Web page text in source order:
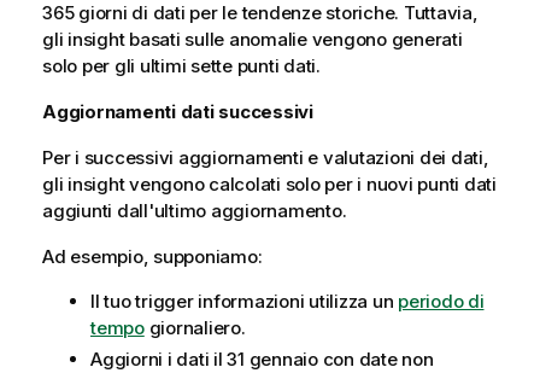
365 giorni di dati per le tendenze storiche. Tuttavia,
gli insight basati sulle anomalie vengono generati
solo per gli ultimi sette punti dati.
Aggiornamenti dati successivi
Per i successivi aggiornamenti e valutazioni dei dati,
gli insight vengono calcolati solo per i nuovi punti dati
aggiunti dall'ultimo aggiornamento.
Ad esempio, supponiamo:
Il tuo trigger informazioni utilizza un periodo di
tempogiornaliero.
Aggiorni i dati il 31 gennaio con date non